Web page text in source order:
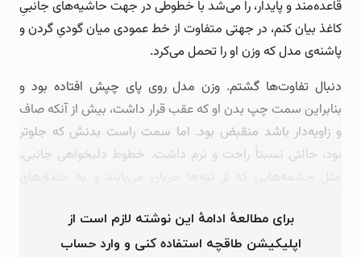
قاعده‌مند و پایدار، را می‌شد با خطوطی در جهت حاشیه‌های جانبیِ
کاغذ بیان کنم، در جهتی متفاوت از خط عمودی میان گودیِ گردن و
پاشنه‌ی مدل که وزن او را تحمل می‌کرد.
دنبال تفاوت‌ها گشتم. وزن مدل روی پای چپش افتاده بود و
بنابراین سمت چپ بدن او که عقب قرار داشت، بیش از آنکه صاف
و زاویه‌دار باشد منقبض بود. اما سمت راست بدنش که جلوتر
بود، حالتی نسبتاً راحت و نرم داشت. خطوط دلبخواهیِ جانبی،
برای مطالعهٔ ادامهٔ این نوشته لازم است از
اپلیکیشن طاقچه استفاده کنی و وارد حساب